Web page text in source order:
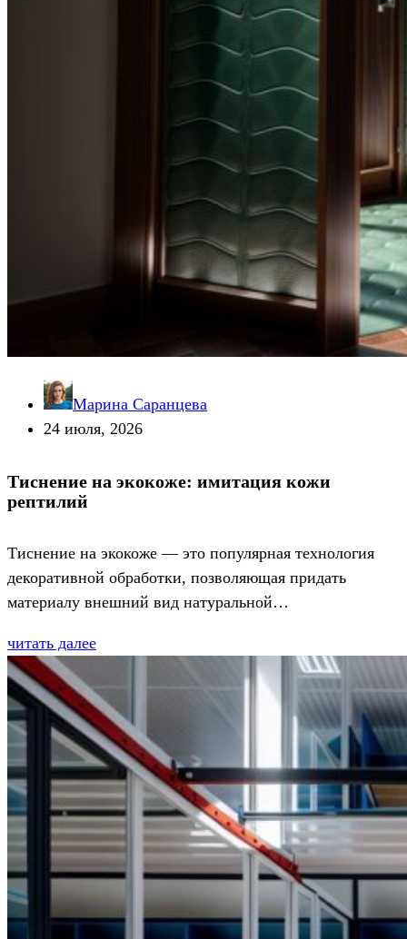
Марина Саранцева
24 июля, 2026
Тиснение на экокоже: имитация кожи
рептилий
Тиснение на экокоже — это популярная технология
декоративной обработки, позволяющая придать
материалу внешний вид натуральной…
читать далее